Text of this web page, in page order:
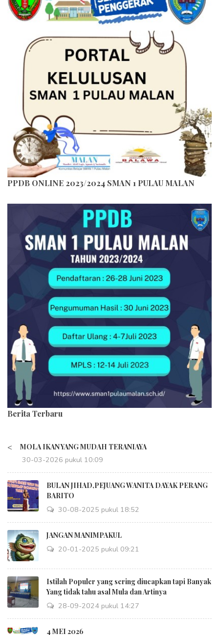
PPDB ONLINE 2023/2024 SMAN 1 PULAU MALAN
Berita Terbaru
< MOLA IKAN YANG MUDAH TERANIAYA
30-03-2026 pukul 10:09
BULAN JIHAD,PEJUANG WANITA DAYAK PERANG
BARITO
30-08-2025 pukul 18:52
JANGAN MANIMPAKUL
20-01-2025 pukul 09:21
Istilah Populer yang sering diucapkan tapi Banyak
Yang tidak tahu asal Mula dan Artinya
28-09-2024 pukul 14:27
4 MEI 2026